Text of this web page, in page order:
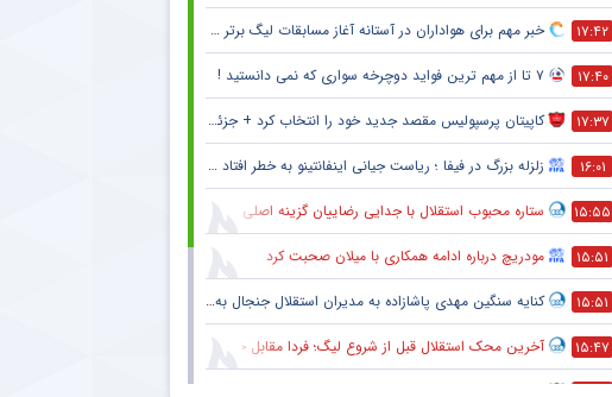
۱۷:۴۲ خبر مهم برای هواداران در آستانه آغاز مسابقات لیگ برتر + جزئیات
۱۷:۴۰ ۷ تا از مهم ترین فواید دوچرخه سواری که نمی دانستید !
۱۷:۳۷ کاپیتان پرسپولیس مقصد جدید خود را انتخاب کرد + جزئیات
۱۶:۰۱ زلزله بزرگ در فیفا ؛ ریاست جیانی اینفانتینو به خطر افتاد !! + جزئیات
۱۵:۵۵ ستاره محبوب استقلال با جدایی رضاییان گزینه اصلی دفاع راست این تیم
۱۵:۵۱ مودریچ درباره ادامه همکاری با میلان صحبت کرد
۱۵:۵۱ کنایه سنگین مهدی پاشازاده به مدیران استقلال جنجال به پا کرد
۱۵:۴۷ آخرین محک استقلال قبل از شروع لیگ؛ فردا مقابل حریف تدارکاتی